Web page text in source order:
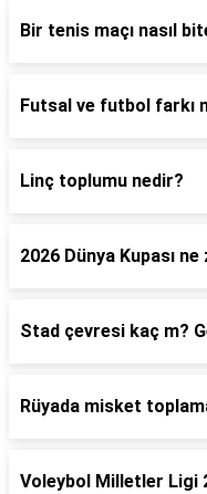
Bir tenis maçı nasıl
Futsal ve futbol farkı
Linç toplumu nedir?
2026 Dünya Kupası
Stad çevresi kaç m?
Rüyada misket
Voleybol Milletler Ligi